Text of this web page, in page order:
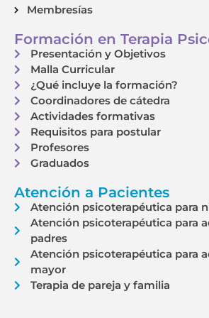
Membresías
Formación en Terapia
Presentación y Objetivos
Malla Curricular
¿Qué incluye la formación?
Coordinadores de cátedra
Actividades formativas
Requisitos para postular
Profesores
Graduados
Atención a Pacientes
Atención psicoterapéutica para
Atención psicoterapéutica para
padres
Atención psicoterapéutica para
mayor
Terapia de pareja y familia